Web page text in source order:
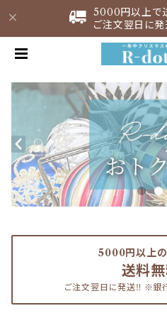
5000円以上で
ご注文翌日に
5000円以上
送料無
ご注文翌日に発送‼︎ ※銀